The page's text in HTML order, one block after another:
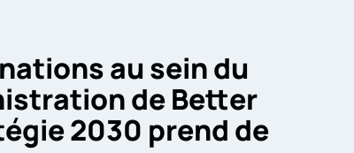
au sein du
de Better
2030 prend de